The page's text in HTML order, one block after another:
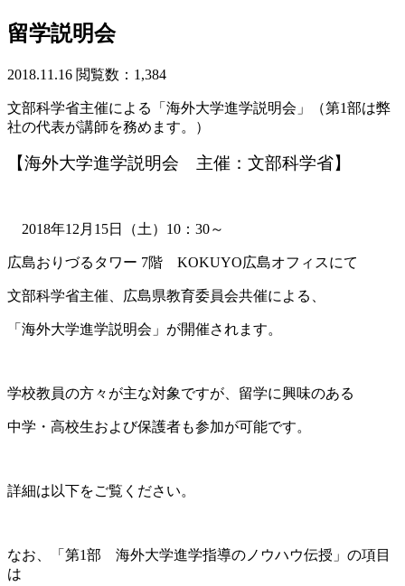
留学説明会
2018.11.16 閲覧数：1,384
文部科学省主催による「海外大学進学説明会」（第1部は弊
社の代表が講師を務めます。）
【海外大学進学説明会 主催：文部科学省】
2018年12月15日（土）10：30～
広島おりづるタワー 7階 KOKUYO広島オフィスにて
文部科学省主催、広島県教育委員会共催による、
「海外大学進学説明会」が開催されます。
学校教員の方々が主な対象ですが、留学に興味のある
中学・高校生および保護者も参加が可能です。
詳細は以下をご覧ください。
なお、「第1部 海外大学進学指導のノウハウ伝授」の項目
は